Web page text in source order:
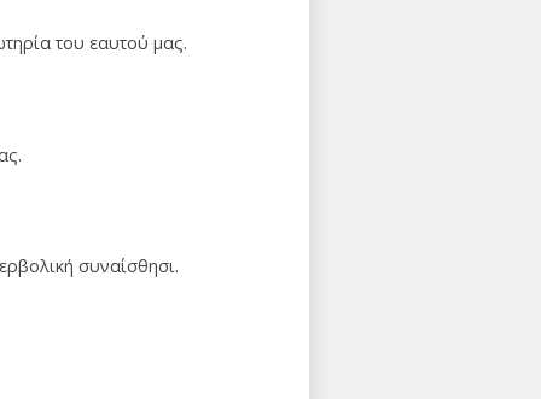
του εαυτού μας.
συναίσθησι.